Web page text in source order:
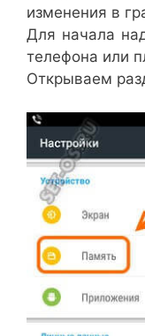
изменения в
Для начала
телефона или
Открываем